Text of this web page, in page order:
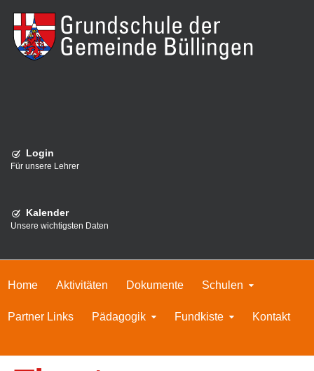
Login
Für unsere Lehrer
Kalender
Unsere wichtigsten Daten
Home Aktivitäten Dokumente Schulen
Partner Links Pädagogik Fundkiste Kontakt